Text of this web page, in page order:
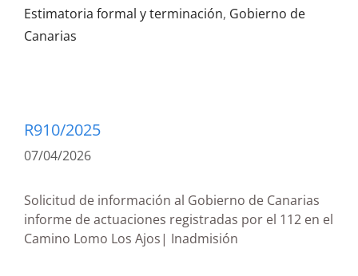
Estimatoria formal y terminación, Gobierno de
Canarias
R910/2025
07/04/2026
Solicitud de información al Gobierno de Canarias
informe de actuaciones registradas por el 112 en el
Camino Lomo Los Ajos| Inadmisión